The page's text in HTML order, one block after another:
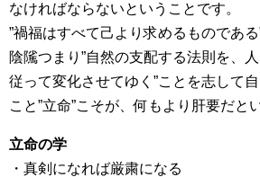
なければならないということです。
”禍福はすべて己より求めるものである
陰隲つまり”自然の支配する法則を、
従って変化させてゆく”ことを志して
こと”立命”こそが、何もより肝要だと
立命の学
・真剣になれば厳粛になる